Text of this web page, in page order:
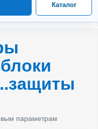
Каталог
параметрам